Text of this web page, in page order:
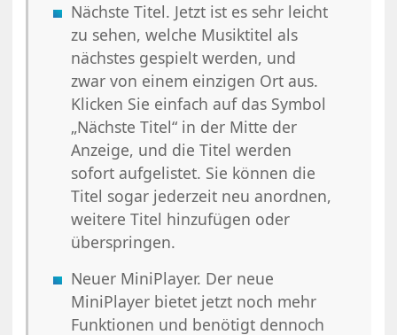
Nächste Titel. Jetzt ist es sehr leicht
zu sehen, welche Musiktitel als
nächstes gespielt werden, und
zwar von einem einzigen Ort aus.
Klicken Sie einfach auf das Symbol
„Nächste Titel“ in der Mitte der
Anzeige, und die Titel werden
sofort aufgelistet. Sie können die
Titel sogar jederzeit neu anordnen,
weitere Titel hinzufügen oder
überspringen.
Neuer MiniPlayer. Der neue
MiniPlayer bietet jetzt noch mehr
Funktionen und benötigt dennoch